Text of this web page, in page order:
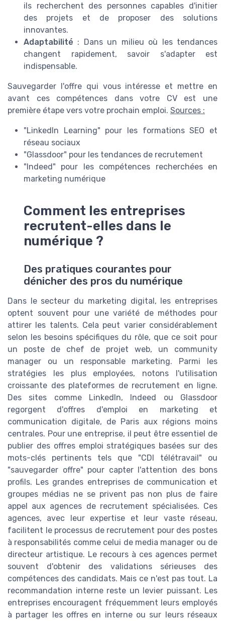
ils recherchent des personnes capables d'initier
des projets et de proposer des solutions
innovantes.
Adaptabilité : Dans un milieu où les tendances
changent rapidement, savoir s'adapter est
indispensable.
Sauvegarder l'offre qui vous intéresse et mettre en
avant ces compétences dans votre CV est une
première étape vers votre prochain emploi. Sources :
"LinkedIn Learning" pour les formations SEO et
réseau sociaux
"Glassdoor" pour les tendances de recrutement
"Indeed" pour les compétences recherchées en
marketing numérique
Comment les entreprises
recrutent-elles dans le
numérique ?
Des pratiques courantes pour
dénicher des pros du numérique
Dans le secteur du marketing digital, les entreprises
optent souvent pour une variété de méthodes pour
attirer les talents. Cela peut varier considérablement
selon les besoins spécifiques du rôle, que ce soit pour
un poste de chef de projet web, un community
manager ou un responsable marketing. Parmi les
stratégies les plus employées, notons l'utilisation
croissante des plateformes de recrutement en ligne.
Des sites comme LinkedIn, Indeed ou Glassdoor
regorgent d'offres d'emploi en marketing et
communication digitale, de Paris aux régions moins
centrales. Pour une entreprise, il peut être essentiel de
publier des offres emploi stratégiques basées sur des
mots-clés pertinents tels que "CDI télétravail" ou
"sauvegarder offre" pour capter l'attention des bons
profils. Les grandes entreprises de communication et
groupes médias ne se privent pas non plus de faire
appel aux agences de recrutement spécialisées. Ces
agences, avec leur expertise et leur vaste réseau,
facilitent le processus de recrutement pour des postes
à responsabilités comme celui de media manager ou de
directeur artistique. Le recours à ces agences permet
souvent d'obtenir des validations sérieuses des
compétences des candidats. Mais ce n'est pas tout. La
recommandation interne reste un levier puissant. Les
entreprises encouragent fréquemment leurs employés
à partager les offres en interne ou sur leurs réseaux